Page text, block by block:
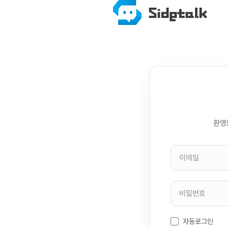
환
자동로그인